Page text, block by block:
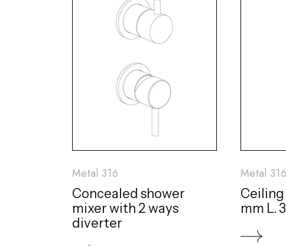
Metal 316
Concealed shower
mixer with 2 ways
diverter
Metal 316
Ceiling
mm L.